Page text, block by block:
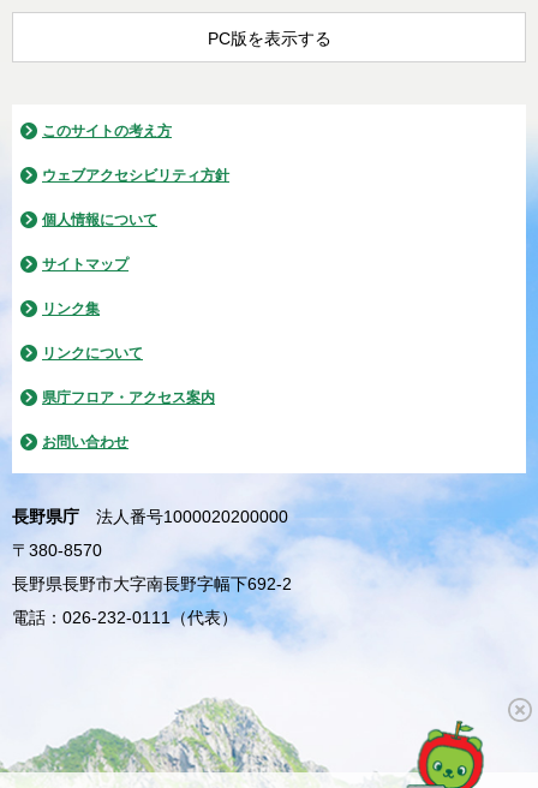
PC版を表示する
このサイトの考え方
ウェブアクセシビリティ方針
個人情報について
サイトマップ
リンク集
リンクについて
県庁フロア・アクセス案内
お問い合わせ
長野県庁
法人番号1000020200000
〒380-8570
長野県長野市大字南長野字幅下692-2
電話：026-232-0111（代表）